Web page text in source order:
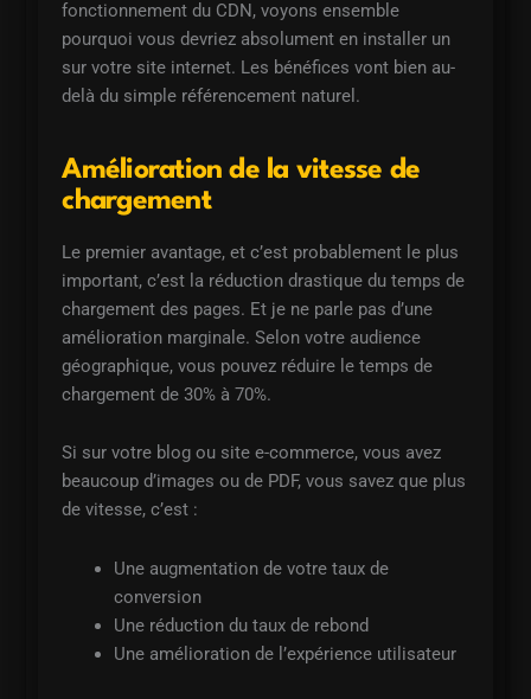
fonctionnement du CDN, voyons ensemble
pourquoi vous devriez absolument en installer un
sur votre site internet. Les bénéfices vont bien au-
delà du simple référencement naturel.
Amélioration de la vitesse de
chargement
Le premier avantage, et c’est probablement le plus
important, c’est la réduction drastique du temps de
chargement des pages. Et je ne parle pas d’une
amélioration marginale. Selon votre audience
géographique, vous pouvez réduire le temps de
chargement de 30% à 70%.
Si sur votre blog ou site e-commerce, vous avez
beaucoup d’images ou de PDF, vous savez que plus
de vitesse, c’est :
Une augmentation de votre taux de
conversion
Une réduction du taux de rebond
Une amélioration de l’expérience utilisateur